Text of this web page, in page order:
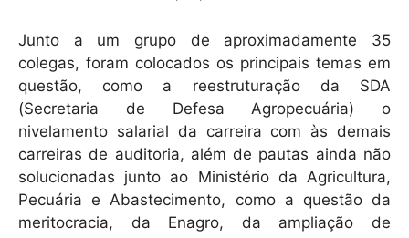
Junto a um grupo de aproximadamente 35
colegas, foram colocados os principais temas em
questão, como a reestruturação da SDA
(Secretaria de Defesa Agropecuária) o
nivelamento salarial da carreira com às demais
carreiras de auditoria, além de pautas ainda não
solucionadas junto ao Ministério da Agricultura,
Pecuária e Abastecimento, como a questão da
meritocracia, da Enagro, da ampliação de